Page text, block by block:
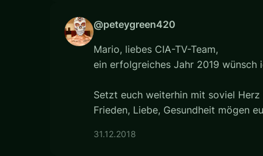
@peteygreen420
Mario, liebes CIA-TV-Team,
ein erfolgreiches Jahr 2019 wünsch
Setzt euch weiterhin mit soviel
Frieden, Liebe, Gesundheit mögen
31.12.2018